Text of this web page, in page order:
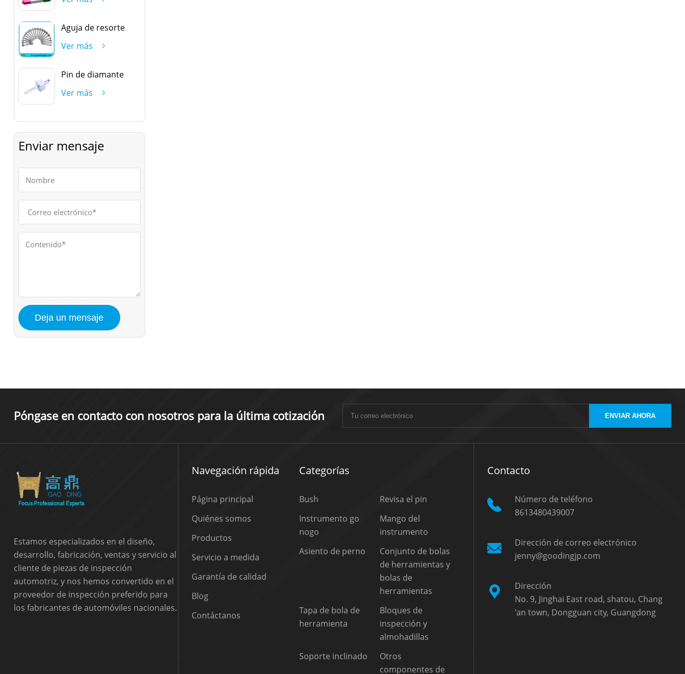
Aguja de resorte
Ver más
Pin de diamante
Ver más
Enviar mensaje
Póngase en contacto con nosotros para la última cotización ENVIAR AHORA
Estamos especializados en el diseño,
desarrollo, fabricación, ventas y servicio al
cliente de piezas de inspección
automotriz, y nos hemos convertido en el
proveedor de inspección preferido para
los fabricantes de automóviles nacionales.
Navegación rápida
Página principal
Quiénes somos
Productos
Servicio a medida
Garantía de calidad
Blog
Contáctanos
Categorías
Bush
Revisa el pin
Instrumento go
nogo
Mango del
instrumento
Asiento de perno
Conjunto de bolas
de herramientas y
bolas de
herramientas
Tapa de bola de
herramienta
Bloques de
inspección y
almohadillas
Soporte inclinado
Otros
componentes de
Contacto
Número de teléfono
8613480439007
Dirección de correo electrónico
jenny@goodingjp.com
Dirección
No. 9, Jinghai East road, shatou, Chang
'an town, Dongguan city, Guangdong